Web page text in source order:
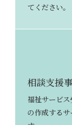
てください。
相談支援
福祉サービ
の作成する